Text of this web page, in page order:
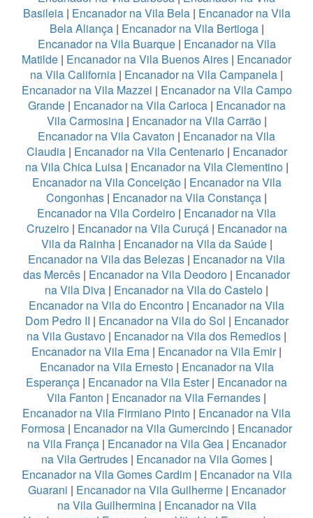
Basileia| Encanador na Vila Bela| Encanador na Vila
Bela Aliança| Encanador na Vila Bertioga|
Encanador na Vila Buarque| Encanador na Vila
Matilde | Encanador na Vila Buenos Aires | Encanador
na Vila California | Encanador na Vila Campanela |
Encanador na Vila Mazzei | Encanador na Vila Campo
Grande| Encanador na Vila Carioca| Encanador na
Vila Carmosina| Encanador na Vila Carrão|
Encanador na Vila Cavaton | Encanador na Vila
Claudia| Encanador na Vila Centenario| Encanador
na Vila Chica Luisa | Encanador na Vila Clementino|
Encanador na Vila Conceição| Encanador na Vila
Congonhas | Encanador na Vila Constança |
Encanador na Vila Cordeiro | Encanador na Vila
Cruzeiro | Encanador na Vila Curuçá | Encanador na
Vila da Rainha | Encanador na Vila da Saúde|
Encanador na Vila das Belezas | Encanador na Vila
das Mercês | Encanador na Vila Deodoro | Encanador
na Vila Diva | Encanador na Vila do Castelo |
Encanador na Vila do Encontro | Encanador na Vila
Dom Pedro II | Encanador na Vila do Sol | Encanador
na Vila Gustavo | Encanador na Vila dos Remedios |
Encanador na Vila Ema | Encanador na Vila Emir|
Encanador na Vila Ernesto| Encanador na Vila
Esperança | Encanador na Vila Ester| Encanador na
Vila Fanton | Encanador na Vila Fernandes |
Encanador na Vila Firmiano Pinto | Encanador na Vila
Formosa | Encanador na Vila Gumercindo | Encanador
na Vila França| Encanador na Vila Gea| Encanador
na Vila Gertrudes| Encanador na Vila Gomes|
Encanador na Vila Gomes Cardim| Encanador na Vila
Guarani | Encanador na Vila Guilherme| Encanador
na Vila Guilhermina| Encanador na Vila